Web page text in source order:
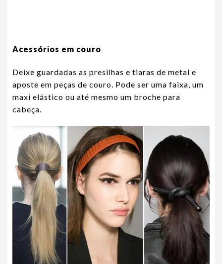
Acessórios em couro
Deixe guardadas as presilhas e tiaras de metal e
aposte em peças de couro. Pode ser uma faixa, um
maxi elástico ou até mesmo um broche para
cabeça.